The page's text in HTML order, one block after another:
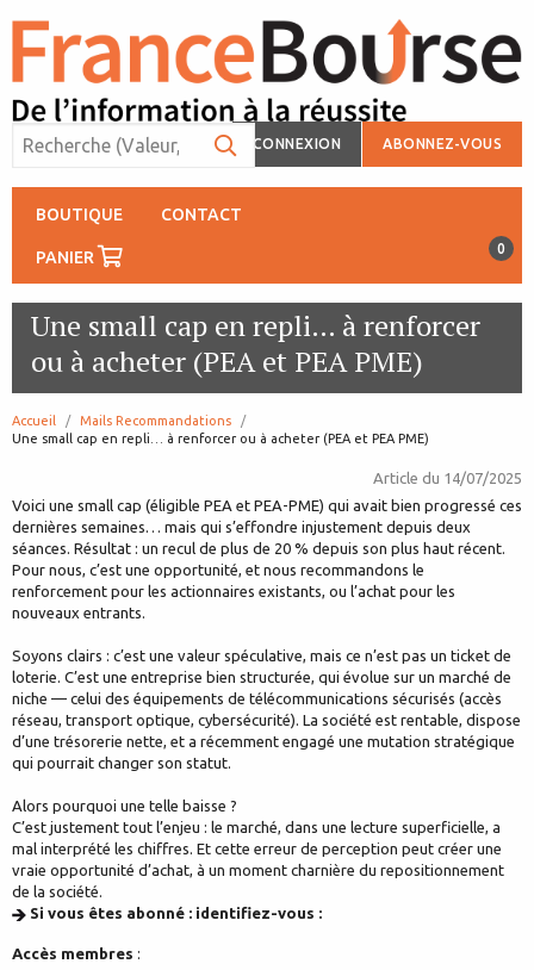
CONNEXION ABONNEZ-VOUS
BOUTIQUE CONTACT
PANIER 0
Une small cap en repli… à renforcer
ou à acheter (PEA et PEA PME)
Accueil
Mails Recommandations
page:
Une small cap en repli… à renforcer ou à acheter (PEA et PEA PME)
Article du 14/07/2025
Voici une small cap (éligible PEA et PEA-PME) qui avait bien progressé ces
dernières semaines… mais qui s’effondre injustement depuis deux
séances. Résultat : un recul de plus de 20 % depuis son plus haut récent.
Pour nous, c’est une opportunité, et nous recommandons le
renforcement pour les actionnaires existants, ou l’achat pour les
nouveaux entrants.
Soyons clairs : c’est une valeur spéculative, mais ce n’est pas un ticket de
loterie. C’est une entreprise bien structurée, qui évolue sur un marché de
niche — celui des équipements de télécommunications sécurisés (accès
réseau, transport optique, cybersécurité). La société est rentable, dispose
d’une trésorerie nette, et a récemment engagé une mutation stratégique
qui pourrait changer son statut.
Alors pourquoi une telle baisse ?
C’est justement tout l’enjeu : le marché, dans une lecture superficielle, a
mal interprété les chiffres. Et cette erreur de perception peut créer une
vraie opportunité d’achat, à un moment charnière du repositionnement
de la société.
Si vous êtes abonné : identifiez-vous :
Accès membres :